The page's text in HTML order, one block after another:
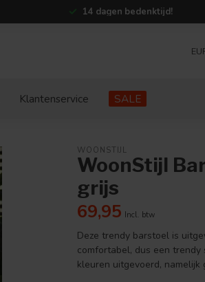
14 dagen bedenktijd!
Klantenservice SALE
WOONSTIJL
WoonStijl
grijs
69,95 Incl. btw
Deze trendy barstoel is
comfortabel, dus een
kleuren uitgevoerd,